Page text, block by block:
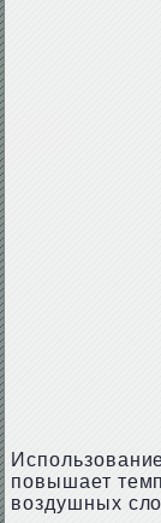
повышает
воздушных